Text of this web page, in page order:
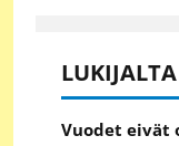
LUKIJALTA
Vuodet eivät